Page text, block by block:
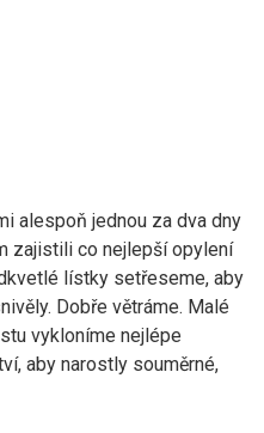
alespoň jednou za dva dny
zajistili co nejlepší opylení
lístky setřeseme, aby
Dobře větráme. Malé
vykloníme nejlépe
aby narostly souměrné,